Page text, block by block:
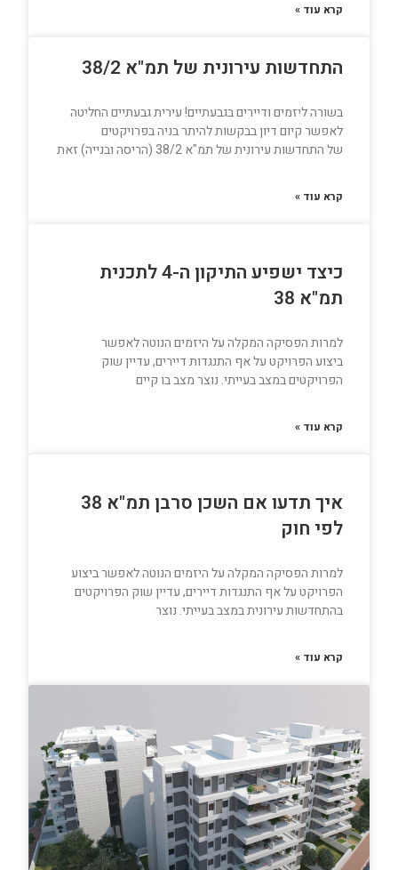
קרא עוד »
התחדשות עירונית של תמ"א 38/2
בשורה ליזמים ודיירים בגבעתיים! עירית גבעתיים החליטה
לאפשר קיום דיון בבקשות להיתר בניה בפרויקטים
של התחדשות עירונית של תמ"א 38/2 (הריסה ובנייה) זאת
קרא עוד »
כיצד ישפיע התיקון ה-4 לתכנית
תמ"א 38
למרות הפסיקה המקלה על היזמים הנוטה לאפשר
ביצוע הפרויקט על אף התנגדות דיירים, עדיין שוק
הפרויקטים במצב בעייתי. נוצר מצב בו קיים
קרא עוד »
איך תדעו אם השכן סרבן תמ"א 38
לפי חוק
למרות הפסיקה המקלה על היזמים הנוטה לאפשר ביצוע
הפרויקט על אף התנגדות דיירים, עדיין שוק הפרויקטים
בהתחדשות עירונית במצב בעייתי. נוצר
קרא עוד »